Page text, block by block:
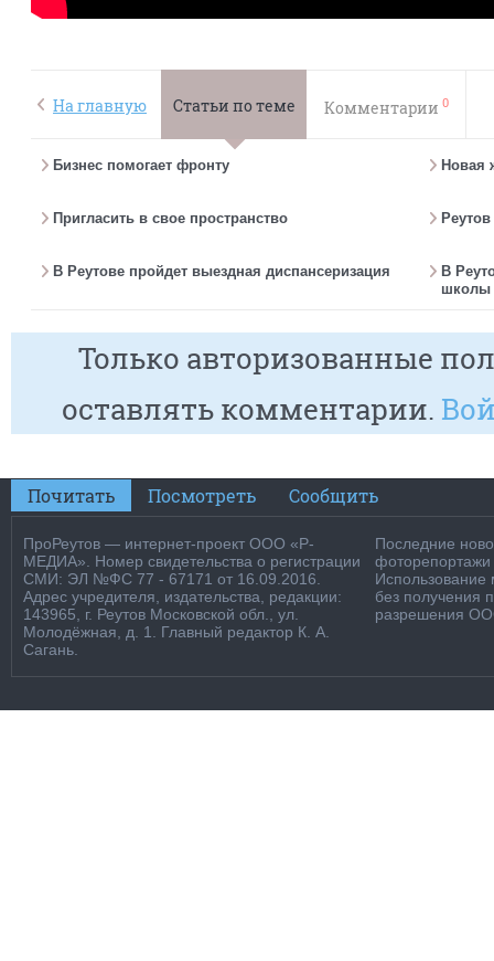
На главную Статьи по теме Комментарии 0
Бизнес помогает фронту Новая
Пригласить в свое пространство
В Реутове пройдет выездная диспансеризация
В
школы
Только авторизованные
оставлять комментарии.
Почитать Посмотреть Сообщить
ПроРеутов — интернет-проект ООО «Р-
МЕДИА». Номер свидетельства о регистрации
СМИ: ЭЛ №ФС 77 - 67171 от 16.09.2016.
Адрес учредителя, издательства, редакции:
143965, г. Реутов Московской обл., ул.
Молодёжная, д. 1. Главный редактор К. А.
Сагань.
Последние
фоторепортажи
Использование
без получения
разрешения